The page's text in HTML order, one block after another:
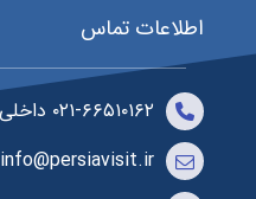
اطلاعات تماس
۰۲۱-۶۶۵۱۰۱۶۲ داخلی ۶۳۲
info@persiavisit.ir